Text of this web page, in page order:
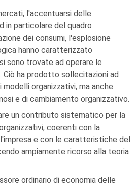
l'accentuarsi delle
in particolare del quadro
dei consumi, l'esplosione
hanno caratterizzato
sono trovate ad operare le
Ciò ha prodotto sollecitazioni ad
organizzativi, ma anche
e di cambiamento organizzativo.
un contributo sistematico per la
coerenti con la
e con le caratteristiche del
ampiamente ricorso alla teoria
ordinario di economia delle